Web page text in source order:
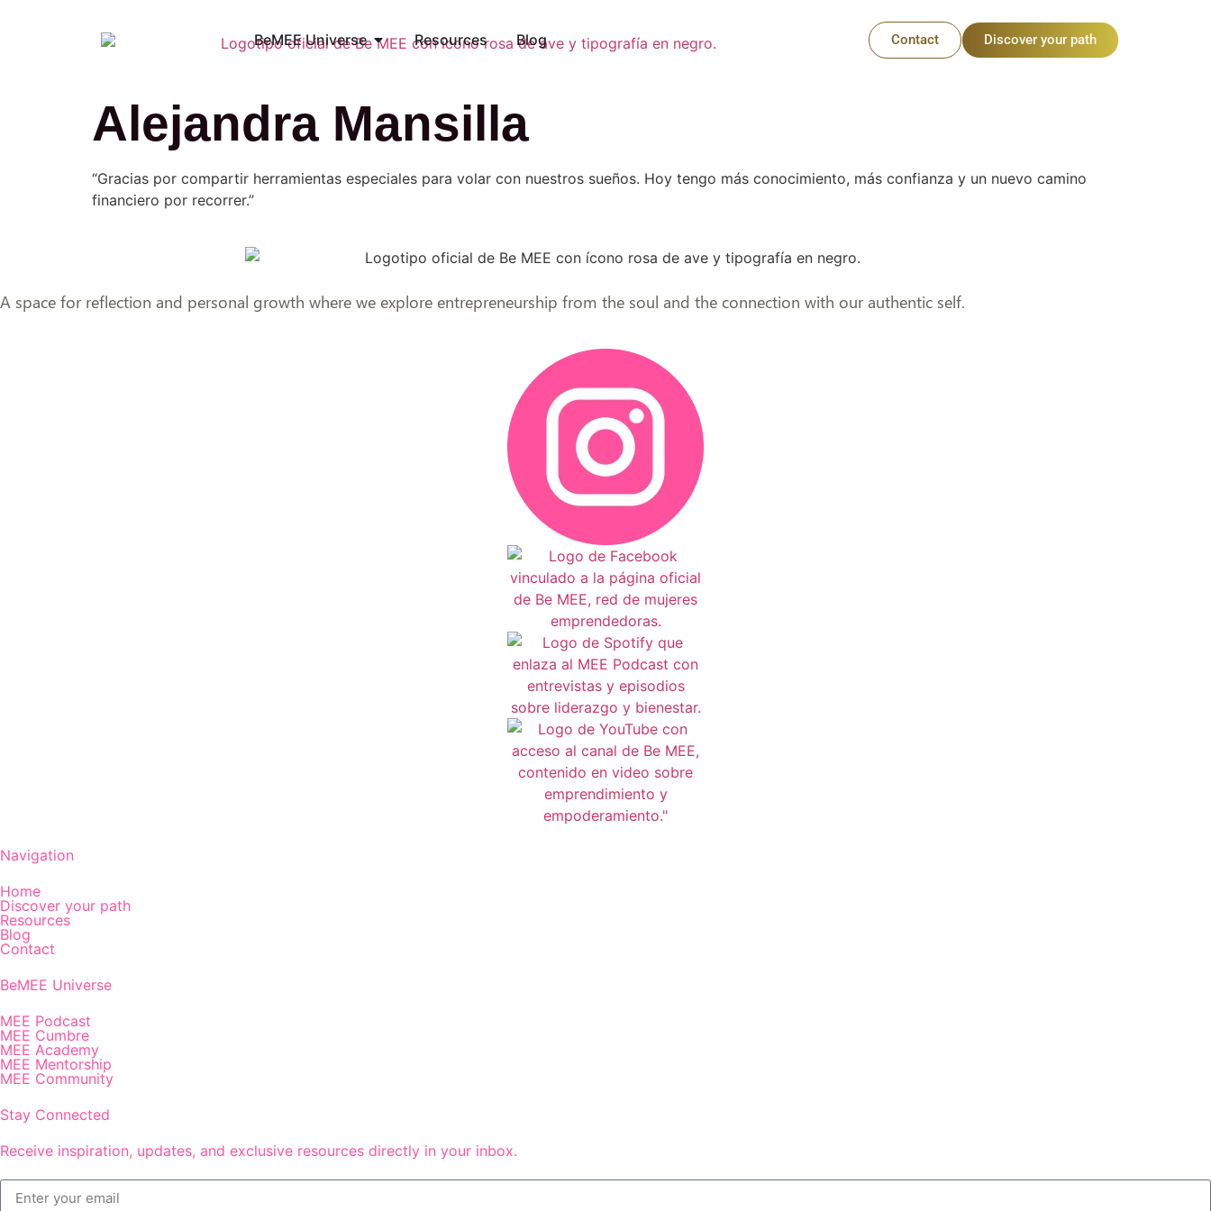
BeMEE Universe Resources Blog Contact Discover your path
Alejandra Mansilla
“Gracias por compartir herramientas especiales para volar con nuestros sueños. Hoy tengo más conocimiento, más confianza y un nuevo camino
financiero por recorrer.”
A space for reflection and personal growth where we explore entrepreneurship from the soul and the connection with our authentic self.
Navigation
Home
Discover your path
Resources
Blog
Contact
BeMEE Universe
MEE Podcast
MEE Cumbre
MEE Academy
MEE Mentorship
MEE Community
Stay Connected
Receive inspiration, updates, and exclusive resources directly in your inbox.